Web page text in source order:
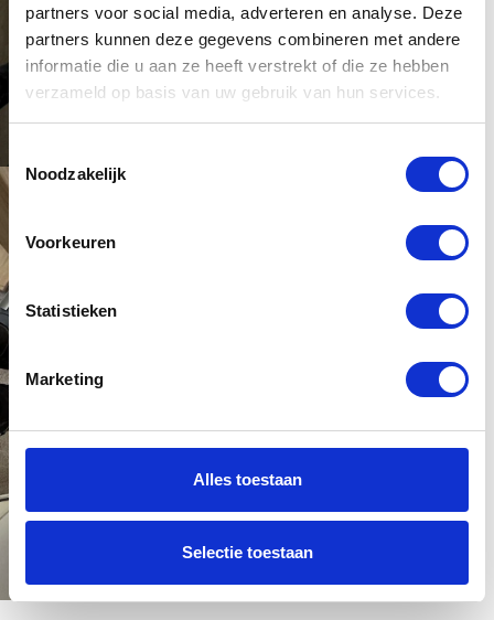
partners voor social media, adverteren en analyse. Deze
partners kunnen deze gegevens combineren met andere
informatie die u aan ze heeft verstrekt of die ze hebben
verzameld op basis van uw gebruik van hun services.
Noodzakelijk
Voorkeuren
Statistieken
Marketing
Alles toestaan
Selectie toestaan